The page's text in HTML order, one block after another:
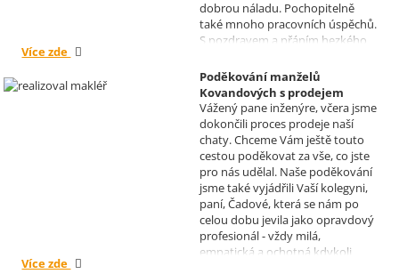
dobrou náladu. Pochopitelně
také mnoho pracovních úspěchů.
S pozdravem a přáním hezkého
Více zde
Poděkování manželů
Kovandových s prodejem
chaty v Osové Bítýšce
Realizoval makléř: David
Vašíček
Vážený pane inženýre, včera jsme
dokončili proces prodeje naší
chaty. Chceme Vám ještě touto
cestou poděkovat za vše, co jste
pro nás udělal. Naše poděkování
jsme také vyjádřili Vaší kolegyni,
paní, Čadové, která se nám po
celou dobu jevila jako opravdový
profesionál - vždy milá,
empatická a ochotná kdykoli
Více zde